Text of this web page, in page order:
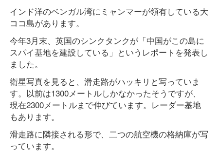
インド洋のベンガル湾にミャンマーが領有している大
ココ島があります。
今年3月末、英国のシンクタンクが「中国がこの島に
スパイ基地を建設している」というレポートを発表し
ました。
衛星写真を見ると、滑走路がハッキリと写っていま
す。以前は1300メートルしかなかったそうですが、
現在2300メートルまで伸びています。レーダー基地
もあります。
滑走路に隣接される形で、二つの航空機の格納庫が写
っています。